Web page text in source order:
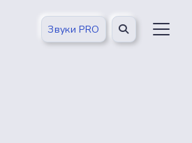
Звуки PRO